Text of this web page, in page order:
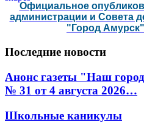
Официальное
администрации и Совета
"Город Амурск"
Последние новости
Анонс газеты "Наш
№ 31 от 4 августа 2026…
Школьные каникулы